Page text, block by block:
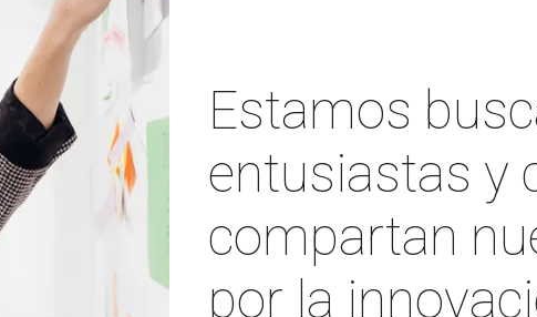
Estamos
entusiastas y
compartan
por la